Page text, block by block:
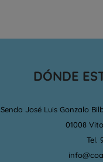
DÓNDE
Senda José Luis Gonzalo
01008
Tel.